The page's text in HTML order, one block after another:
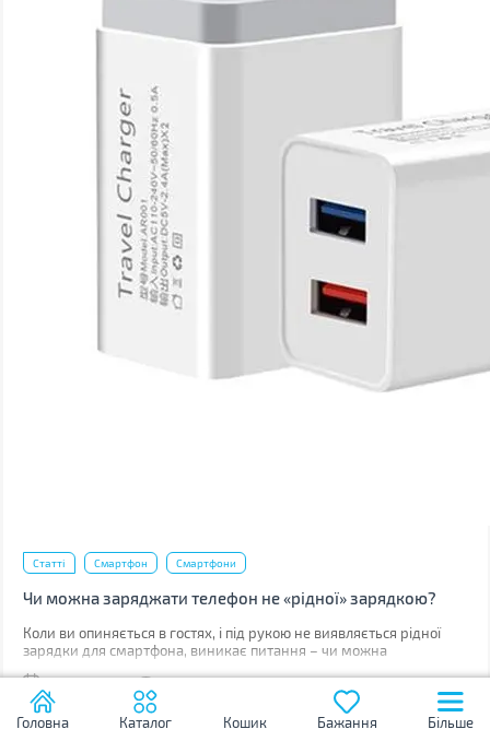
Статті Смартфон Смартфони
Чи можна заряджати телефон не «рідної» зарядкою?
Коли ви опиняється в гостях, і під рукою не виявляється рідної
зарядки для смартфона, виникає питання – чи можна
07.10.2017 10544
Головна Каталог Кошик Бажання Більше